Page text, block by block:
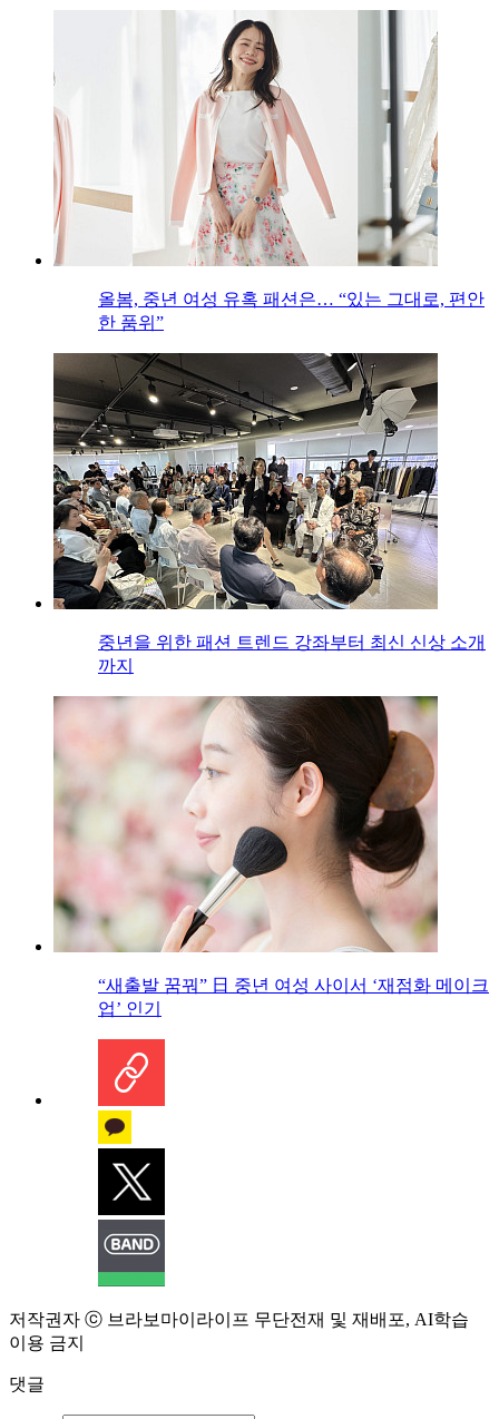
올봄, 중년 여성 유혹 패션은… “있는 그대로, 편안
한 품위”
중년을 위한 패션 트렌드 강좌부터 최신 신상 소개
까지
“새출발 꿈꿔” 日 중년 여성 사이서 ‘재점화 메이크
업’ 인기
저작권자 ⓒ 브라보마이라이프 무단전재 및 재배포, AI학습
이용 금지
댓글